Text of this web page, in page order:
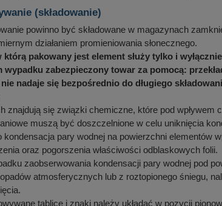
(składowanie)
powinno być składowane w magazynach
działaniem promieniowania słonecznego.
którą pakowany jest element służy tylko i
wypadku zabezpieczony towar za pomocą:
nadaje się bezpośrednio do długiego
znajdują się związki chemiczne, które pod wpływem
muszą być doszczelnione w celu uniknięcia
kondensacja pary wodnej na powierzchni elementów
oraz pogorszenia właściwości odblaskowych folii.
zaobserwowania kondensacji pary wodnej pod
atmosferycznych lub z roztopionego śniegu,
tablice i znaki należy układać w pozycji